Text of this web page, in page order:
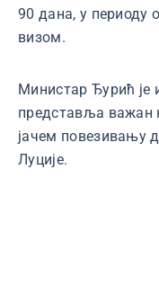
90 дана, у периоду
визом.
Министар Ђурић је
представља важан
јачем повезивању
Луције.